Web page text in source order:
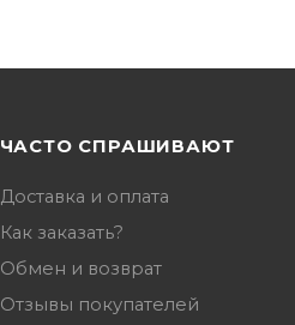
ЧАСТО СПРАШИВАЮТ
Доставка и оплата
Как заказать?
Обмен и возврат
Отзывы покупателей